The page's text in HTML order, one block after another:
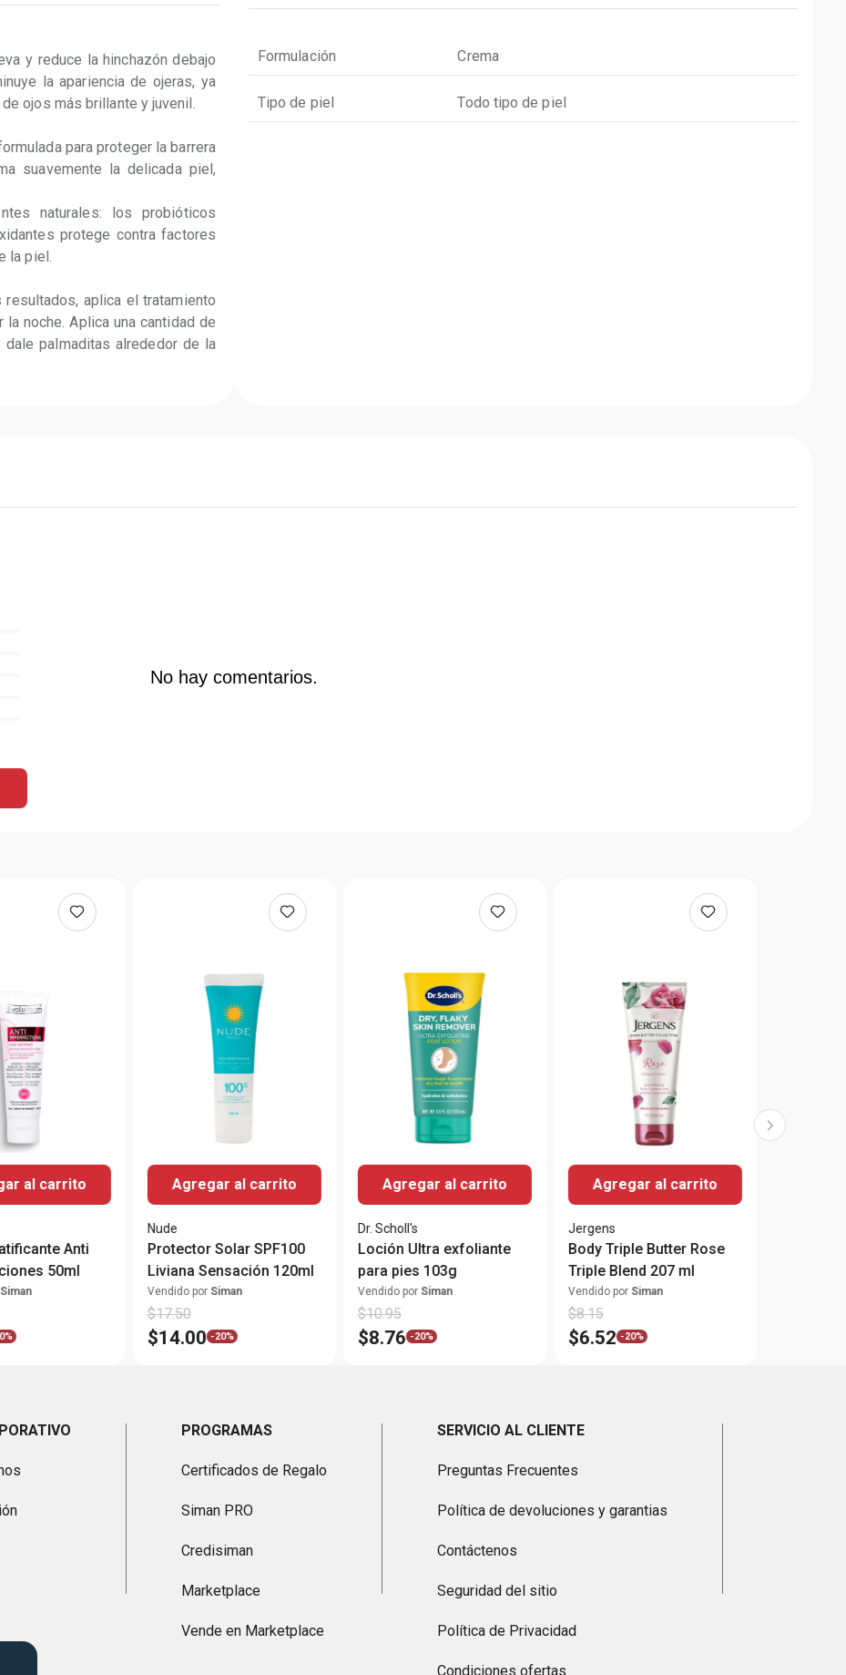
y reduce la hinchazón debajo
la apariencia de ojeras, ya
ojos más brillante y juvenil.
para proteger la barrera
suavemente la delicada piel,
naturales: los probióticos
protege contra factores
la piel.
aplica el tratamiento
noche. Aplica una cantidad de
palmaditas alrededor de la
Formulación Crema
Tipo de piel Todo tipo de piel
No hay comentarios.
al carrito
Anti
50ml
Siman
Agregar al carrito
Nude
Protector Solar SPF100
Liviana Sensación 120ml
Vendido por Siman
$17.50
$14.00 -20%
Agregar al carrito
Dr. Scholl's
Loción Ultra exfoliante
para pies 103g
Vendido por Siman
$10.95
$8.76 -20%
Agregar al carrito
Jergens
Body Triple Butter Rose
Triple Blend 207 ml
Vendido por Siman
$8.15
$6.52 -20%
PROGRAMAS
Certificados de Regalo
Siman PRO
Credisiman
Marketplace
Vende en Marketplace
SERVICIO AL CLIENTE
Preguntas Frecuentes
Política de devoluciones y garantias
Contáctenos
Seguridad del sitio
Política de Privacidad
Condiciones ofertas